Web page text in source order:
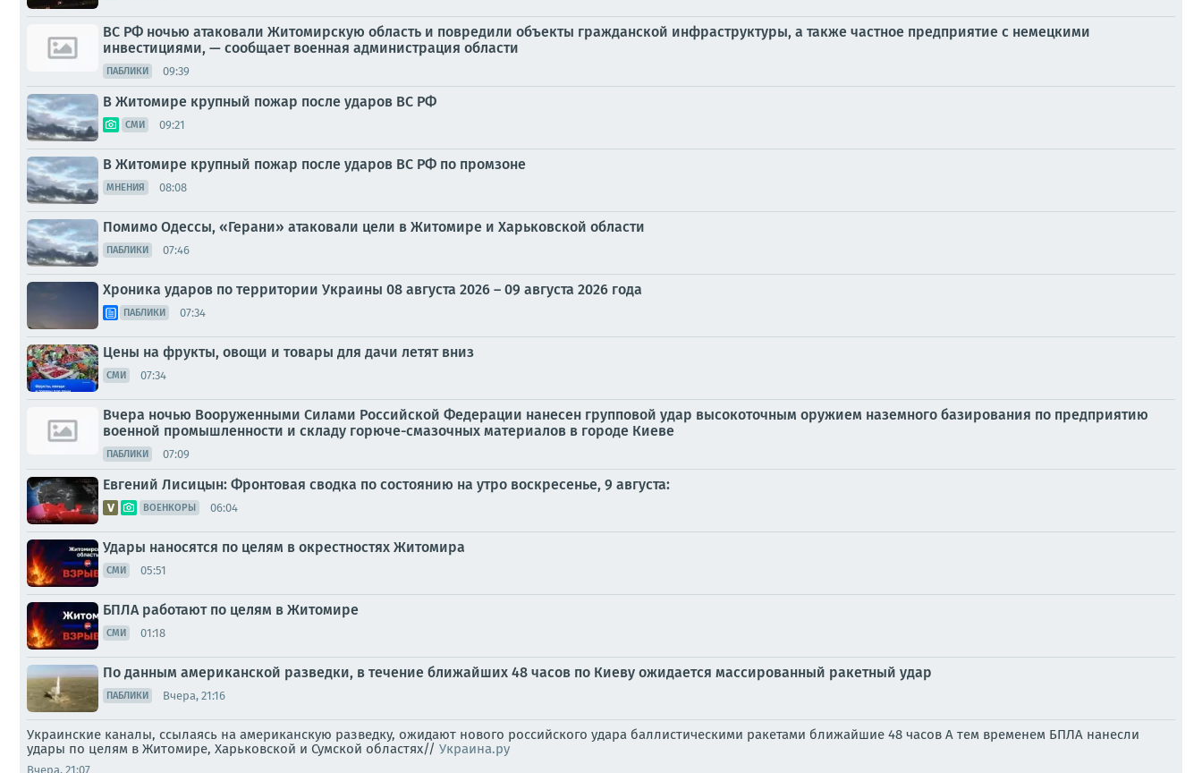
ВС РФ ночью атаковали Житомирскую область и повредили объекты гражданской инфраструктуры, а также частное предприятие с немецкими
инвестициями, — сообщает военная администрация области
ПАБЛИКИ 09:39
В Житомире крупный пожар после ударов ВС РФ
СМИ 09:21
В Житомире крупный пожар после ударов ВС РФ по промзоне
МНЕНИЯ 08:08
Помимо Одессы, «Герани» атаковали цели в Житомире и Харьковской области
ПАБЛИКИ 07:46
Хроника ударов по территории Украины 08 августа 2026 – 09 августа 2026 года
ПАБЛИКИ 07:34
Цены на фрукты, овощи и товары для дачи летят вниз
СМИ 07:34
Вчера ночью Вооруженными Силами Российской Федерации нанесен групповой удар высокоточным оружием наземного базирования по предприятию
военной промышленности и складу горюче-смазочных материалов в городе Киеве
ПАБЛИКИ 07:09
Евгений Лисицын: Фронтовая сводка по состоянию на утро воскресенье, 9 августа:
ВОЕНКОРЫ 06:04
Удары наносятся по целям в окрестностях Житомира
СМИ 05:51
БПЛА работают по целям в Житомире
СМИ 01:18
По данным американской разведки, в течение ближайших 48 часов по Киеву ожидается массированный ракетный удар
ПАБЛИКИ Вчера, 21:16
Украинские каналы, ссылаясь на американскую разведку, ожидают нового российского удара баллистическими ракетами ближайшие 48 часов А тем временем БПЛА нанесли
удары по целям в Житомире, Харьковской и Сумской областях// Украина.ру
Вчера, 21:07